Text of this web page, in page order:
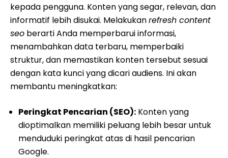
kepada pengguna. Konten yang segar, relevan, dan
informatif lebih disukai. Melakukanrefresh content
seo berarti Anda memperbarui informasi,
menambahkan data terbaru, memperbaiki
struktur, dan memastikan konten tersebut sesuai
dengan kata kunci yang dicari audiens. Ini akan
membantu meningkatkan:
Peringkat Pencarian (SEO): Konten yang
dioptimalkan memiliki peluang lebih besar untuk
menduduki peringkat atas di hasil pencarian
Google.